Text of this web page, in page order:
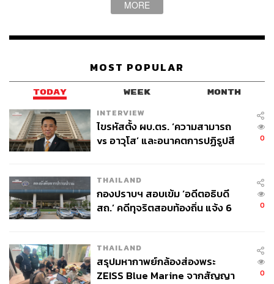
MORE
MOST POPULAR
TODAY WEEK MONTH
INTERVIEW
ไขรหัสตั้ง ผบ.ตร. ‘ความสามารถ
vs อาวุโส’ และอนาคตการปฏิรูปสี
0
THAILAND
กองปราบฯ สอบเข้ม ‘อดีตอธิบดี
สถ.’ คดีทุจริตสอบท้องถิ่น แจ้ง 6
0
THAILAND
สรุปมหากาพย์กล้องส่องพระ
ZEISS Blue Marine จากสัญญา
0